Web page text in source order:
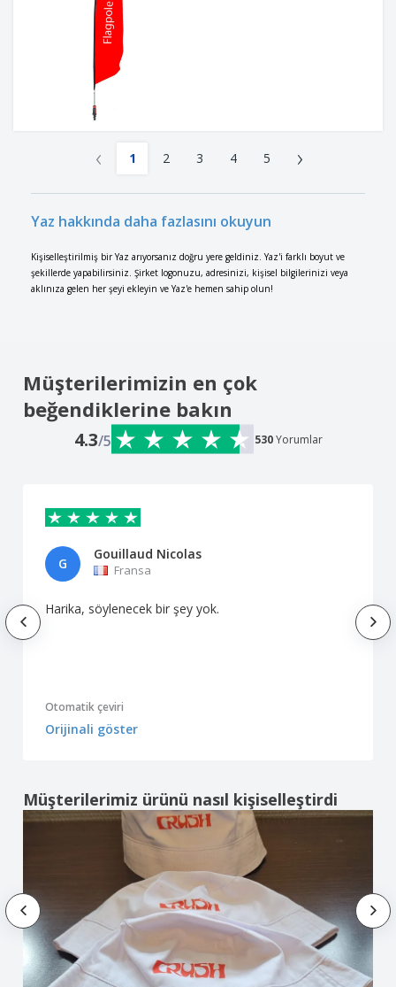
‹ 1 2 3 4 5 ›
Yaz hakkında daha fazlasını okuyun
Kişiselleştirilmiş bir Yaz arıyorsanız doğru yere geldiniz. Yaz'i farklı boyut ve
şekillerde yapabilirsiniz. Şirket logonuzu, adresinizi, kişisel bilgilerinizi veya
aklınıza gelen her şeyi ekleyin ve Yaz'e hemen sahip olun!
Müşterilerimizin en çok
beğendiklerine bakın
4.3/5 530 Yorumlar
G
Gouillaud Nicolas
Fransa
Harika, söylenecek bir şey yok.
Otomatik çeviri
Orijinali göster
Müşterilerimiz ürünü nasıl kişiselleştirdi